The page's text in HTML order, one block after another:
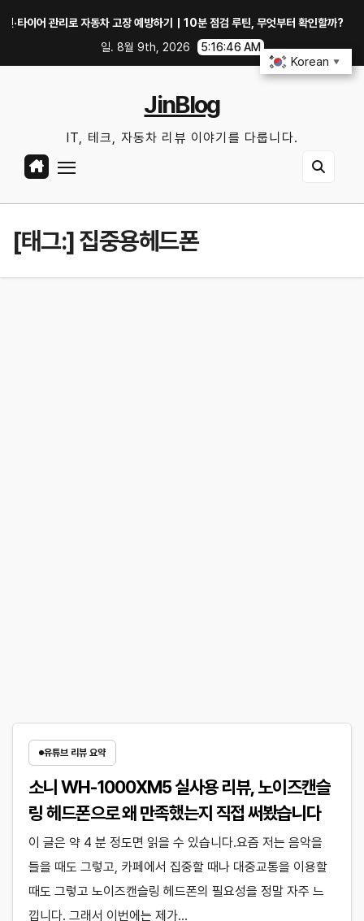
어 관리로 자동차 고장 예방하기｜10분 점검 루틴, 무엇부터 확인할까?
일. 8월 9th, 2026
5:16:46 AM
JinBlog
IT, 테크, 자동차 리뷰 이야기를 다룹니다.
[태그:]집중용헤드폰
유튜브 리뷰 요약
소니 WH-1000XM5 실사용 리뷰, 노이즈캔슬
링 헤드폰으로 왜 만족했는지 직접 써봤습니다
이 글은 약 4 분 정도면 읽을 수 있습니다.요즘 저는 음악을
들을 때도 그렇고, 카페에서 집중할 때나 대중교통을 이용할
때도 그렇고 노이즈캔슬링 헤드폰의 필요성을 정말 자주 느
낍니다. 그래서 이번에는 제가…
Korean ▼